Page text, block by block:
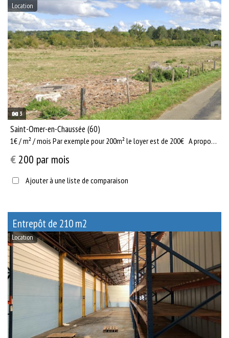
3
Location
Saint-Omer-en-Chaussée (60)
1€ / m² / mois Par exemple pour 200m² le loyer est de 200€ A propos des terrains : - Plus de 10 000 m2 d...
€200 par mois
Ajouter à une liste de comparaison
Entrepôt de 210 m2
Location